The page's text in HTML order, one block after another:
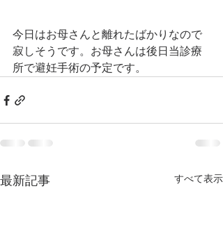
今日はお母さんと離れたばかりなので
寂しそうです。お母さんは後日当診療
所で避妊手術の予定です。
最新記事 すべて表示